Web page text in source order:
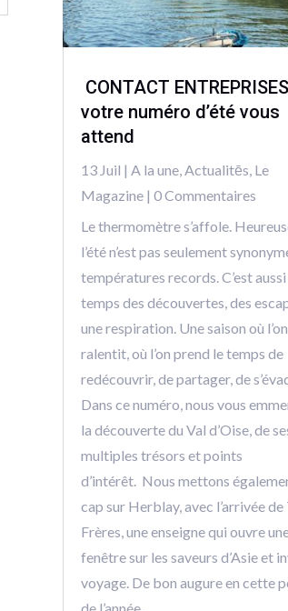
CONTACT
votre numéro d’été vous
attend
13 Juil | A la une, Actualitēs Le
Magazine| 0 Commentaires
Le thermomètre s’affole.
l’été n’est pas seulement
températures records. C’est
temps des découvertes, des
une respiration. Une saison où l’on
ralentit, où l’on prend le temps de
redécouvrir, de partager, de
Dans ce numéro, nous vous
la découverte du Val d’Oise, de
multiples trésors et points
d’intérêt. Nous mettons
cap sur Herblay, avec l’arrivée de
Frères, une enseigne qui ouvre
fenêtre sur les saveurs d’Asie et
voyage. De bon augure en cette
de l’année.